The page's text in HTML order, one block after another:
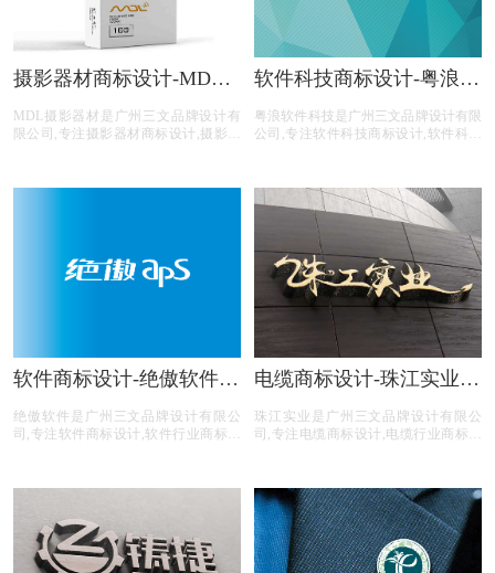
摄影器材商标设计-MDL
MDL摄影器材是广州三文品牌设计有
限公司,专注摄影器材商标设计,摄影器
商商标设计,商标设计前期提供专业的
软件科技商标设计-粤浪软
粤浪软件科技是广州三文品牌设计有限
公司,专注软件科技商标设计,软件科技
商标设计,商标设计前期提供专业的商
标分类,商标注册查询,商标申请文件等
软件科技商标设计注册服务。
软件商标设计-绝傲软件商
绝傲软件是广州三文品牌设计有限公
司,专注软件商标设计,软件行业商标设
供专业的商标分类,商标注册查询,商标
电缆商标设计-珠江实业商
珠江实业是广州三文品牌设计有限公
司,专注电缆商标设计,电缆行业商标设
供专业的商标分类,商标注册查询,商标
申请文件等电缆商标设计注册服务。